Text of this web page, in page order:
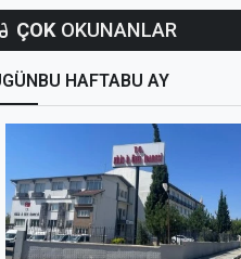
ÇOK OKUNANLAR
BU HAFTABU AY